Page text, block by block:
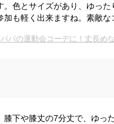
。色とサイズがあり、ゆっ
も軽く出来ますね。素敵な
パの運動会コーデに！丈長め
膝下や膝丈の7分丈で、ゆっ